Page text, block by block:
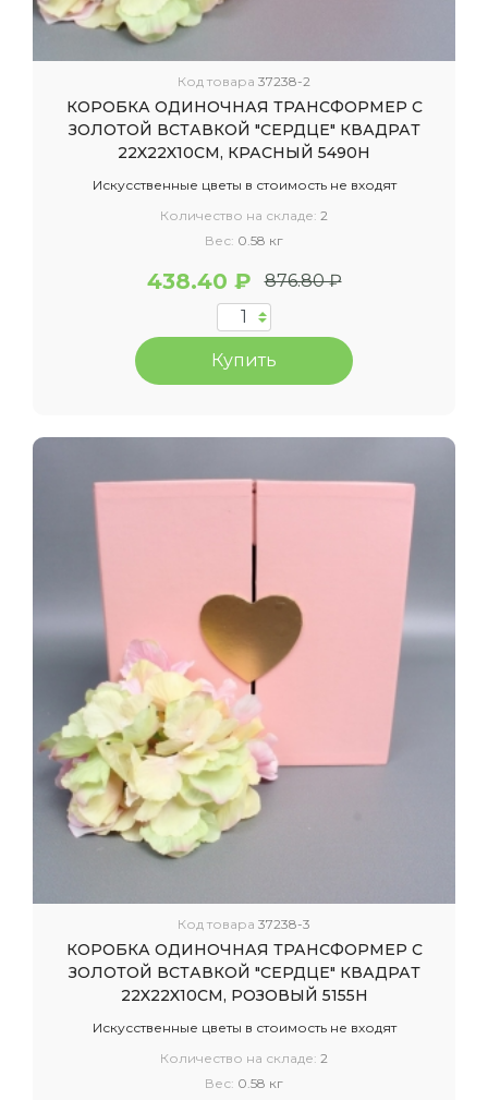
Код товара 37238-2
КОРОБКА ОДИНОЧНАЯ ТРАНСФОРМЕР С
ЗОЛОТОЙ ВСТАВКОЙ "СЕРДЦЕ" КВАДРАТ
22X22X10СМ, КРАСНЫЙ 5490Н
Искусственные цветы в стоимость не входят
Количество на складе: 2
Вес: 0.58 кг
438.40 ₽ 876.80 ₽
Купить
Код товара 37238-3
КОРОБКА ОДИНОЧНАЯ ТРАНСФОРМЕР С
ЗОЛОТОЙ ВСТАВКОЙ "СЕРДЦЕ" КВАДРАТ
22X22X10СМ, РОЗОВЫЙ 5155Н
Искусственные цветы в стоимость не входят
Количество на складе: 2
Вес: 0.58 кг